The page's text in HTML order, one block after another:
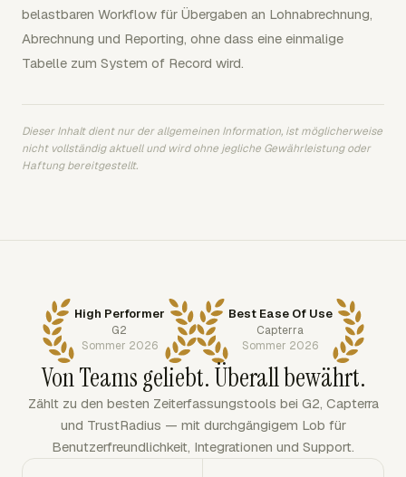
belastbaren Workflow für Übergaben an Lohnabrechnung,
Abrechnung und Reporting, ohne dass eine einmalige
Tabelle zum System of Record wird.
Dieser Inhalt dient nur der allgemeinen Information, ist möglicherweise
nicht vollständig aktuell und wird ohne jegliche Gewährleistung oder
Haftung bereitgestellt.
High Performer
G2
Sommer 2026
Best Ease Of Use
Capterra
Sommer 2026
Von Teams geliebt. Überall bewährt.
Zählt zu den besten Zeiterfassungstools bei G2, Capterra
und TrustRadius — mit durchgängigem Lob für
Benutzerfreundlichkeit, Integrationen und Support.